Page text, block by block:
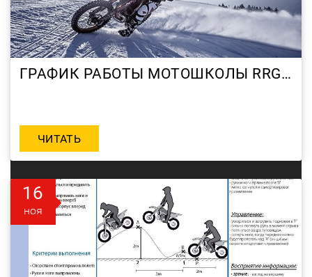
ГРАФИК РАБОТЫ МОТОШКОЛЫ RRG В НОВОГОДНИЕ КАНИКУЛЫ
ЧИТАТЬ
16
ноя